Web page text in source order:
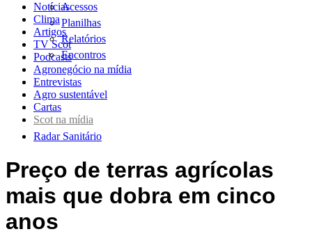
Acessos
Planilhas
Relatórios
Encontros
Notícias
Clima
Artigos
TV Scot
Podcasts
Agronegócio na mídia
Entrevistas
Agro sustentável
Cartas
Scot na mídia
Radar Sanitário
Preço de terras agrícolas
mais que dobra em cinco
anos